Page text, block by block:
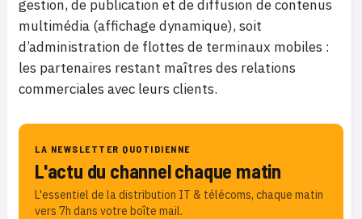
gestion, de publication et de diffusion de contenus
multimédia (affichage dynamique), soit
d’administration de flottes de terminaux mobiles :
les partenaires restant maîtres des relations
commerciales avec leurs clients.
LA NEWSLETTER QUOTIDIENNE
L'actu du channel chaque matin
L'essentiel de la distribution IT & télécoms, chaque matin
vers 7h dans votre boîte mail.